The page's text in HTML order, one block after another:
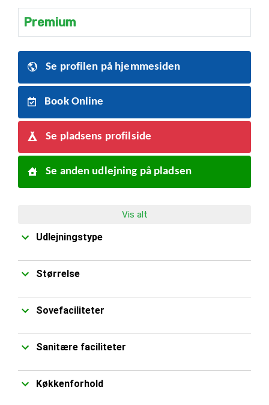
Premium
Se profilen på hjemmesiden
Book Online
Se pladsens profilside
Se anden udlejning på pladsen
Vis alt
Udlejningstype
Størrelse
Sovefaciliteter
Sanitære faciliteter
Køkkenforhold